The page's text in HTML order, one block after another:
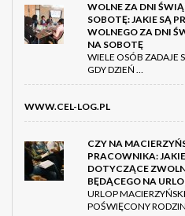
WOLNE ZA DNI
SOBOTĘ: JAKIE SĄ
WOLNEGO ZA DNI
NA SOBOTĘ
WIELE OSÓB ZADAJE
GDY DZIEŃ …
WWW.CEL-LOG.PL
CZY NA
PRACOWNIKA:
DOTYCZĄCE
BĘDĄCEGO NA
URLOP
POŚWIĘCONY